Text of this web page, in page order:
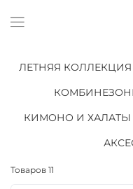
ЛЕТНЯЯ КОЛЛЕКЦИЯ
КИМОНО И ХАЛАТЫ
Товаров 11